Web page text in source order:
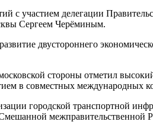
с участием делегации
Сергеем Черёминым.
двустороннего
стороны отметил
в совместных международных
городской транспортной